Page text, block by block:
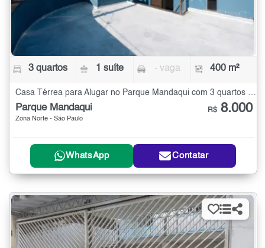
3 quartos 1 suíte - vaga 400 m²
Casa Térrea para Alugar no Parque Mandaqui com 3 quartos - 400 m²
Parque Mandaqui
Zona Norte - São Paulo
R$ 8.000
WhatsApp Contatar